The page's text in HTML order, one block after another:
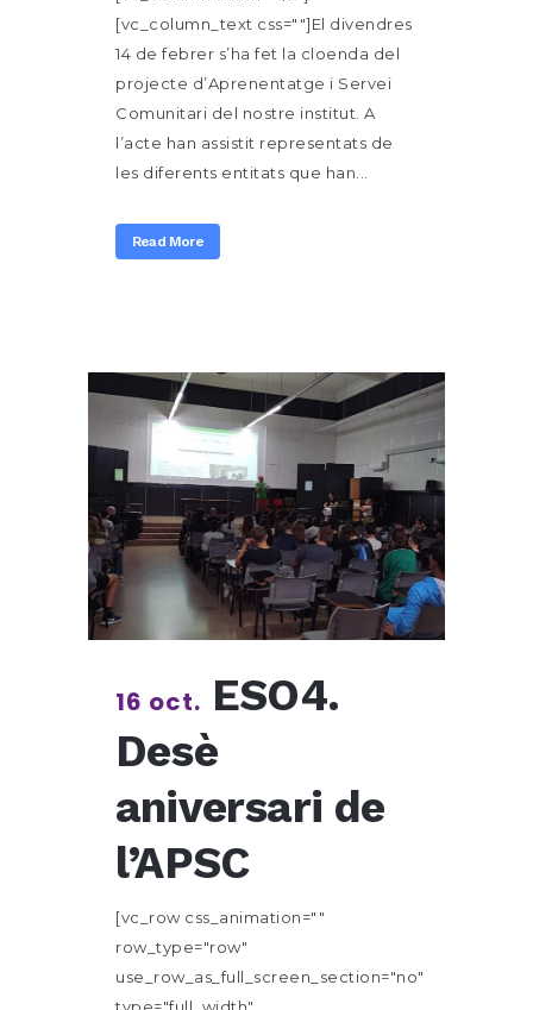
[vc_column_text css=""]El divendres
14 de febrer s’ha fet la cloenda del
projecte d’Aprenentatge i Servei
Comunitari del nostre institut. A
l’acte han assistit representats de
les diferents entitats que han...
Read More
16 oct. ESO4.
Desè
aniversari de
l’APSC
[vc_row css_animation=""
row_type="row"
use_row_as_full_screen_section="no"